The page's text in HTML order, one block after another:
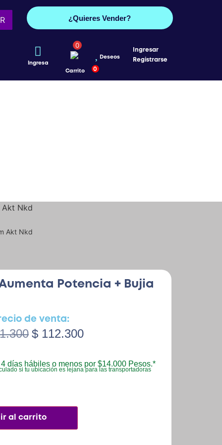
¿Quieres Vender?
Ingresa
0
Carrito
Deseos
0
Ingresar
Registrarse
Nkd
Akt Nkd
Potencia + Bujia
de venta:
$ 112.300
días hábiles o menos por $14.000 Pesos.*
si tu ubicación es lejana para las transportadoras
al carrito